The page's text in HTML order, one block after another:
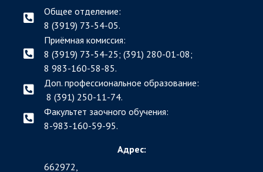
Общее отделение:
8 (3919) 73-54-05.
Приёмная комиссия:
8 (3919) 73-54-25; (391) 280-01-08;
8 983-160-58-85.
Доп. профессиональное образование:
8 (391) 250-11-74.
Факультет заочного обучения:
8-983-160-59-95.
Адрес:
662972,